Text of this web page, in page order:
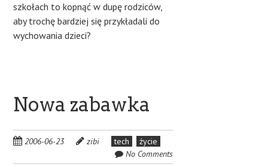
szkołach to kopnąć w dupę rodziców,
aby trochę bardziej się przykładali do
wychowania dzieci?
Nowa zabawka
2006-06-23 zibi tech
życie
No Comments